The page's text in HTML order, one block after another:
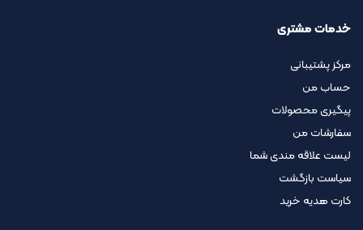
خدمات مشتری
مرکز پشتیبانی
حساب من
پیگیری محصولات
سفارشات من
لیست علاقه مندی شما
سیاست بازگشت
کارت هدیه خرید